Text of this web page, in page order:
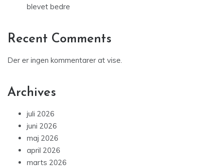
blevet bedre
Recent Comments
Der er ingen kommentarer at vise.
Archives
juli 2026
juni 2026
maj 2026
april 2026
marts 2026